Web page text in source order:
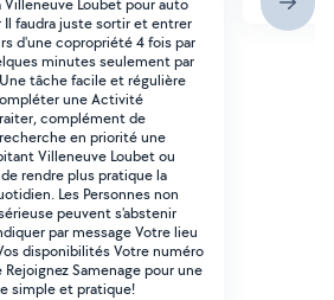
Loubet pour auto
faudra juste sortir et entrer
d'une copropriété 4 fois par
minutes seulement par
tâche facile et régulière
une Activité
complément de
en priorité une
Villeneuve Loubet ou
rendre plus pratique la
Les Personnes non
peuvent s'abstenir
par message Votre lieu
disponibilités Votre numéro
Samenage pour une
simple et pratique!